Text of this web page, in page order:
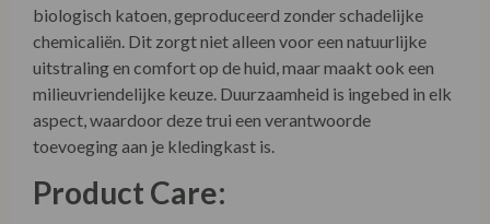
biologisch katoen, geproduceerd zonder schadelijke
chemicaliën. Dit zorgt niet alleen voor een natuurlijke
uitstraling en comfort op de huid, maar maakt ook een
milieuvriendelijke keuze. Duurzaamheid is ingebed in elk
aspect, waardoor deze trui een verantwoorde
toevoeging aan je kledingkast is.
Product Care: